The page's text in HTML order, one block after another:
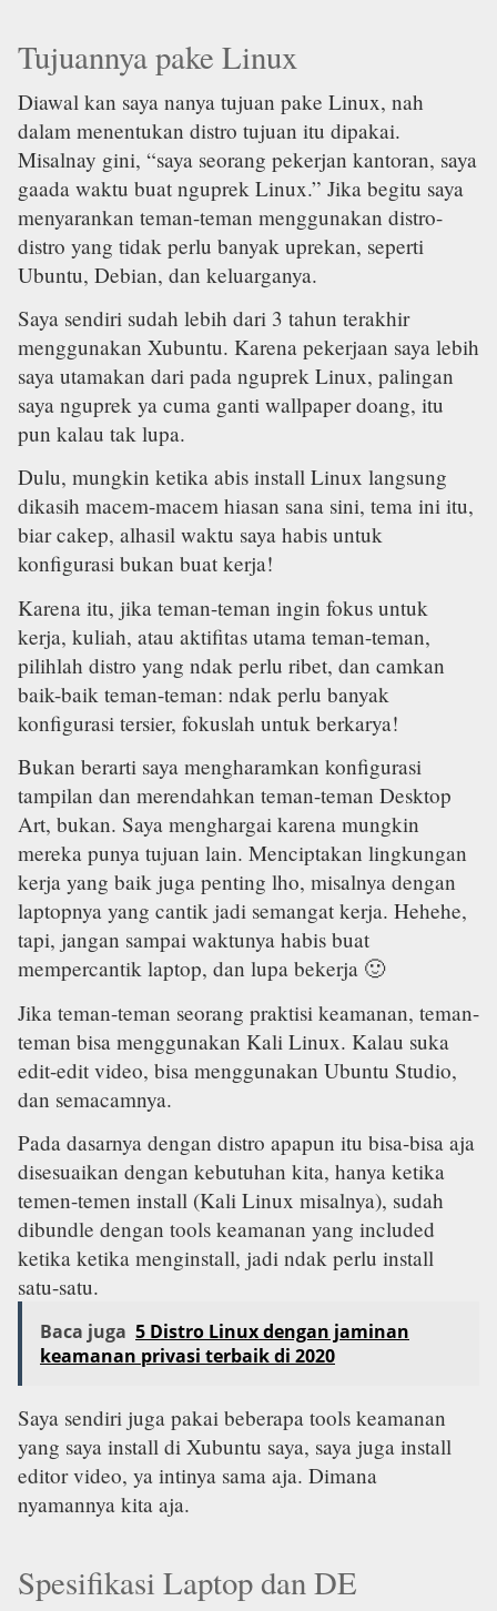
Tujuannya pake Linux
Diawal kan saya nanya tujuan pake Linux, nah
dalam menentukan distro tujuan itu dipakai.
Misalnay gini, “saya seorang pekerjan kantoran, saya
gaada waktu buat nguprek Linux.” Jika begitu saya
menyarankan teman-teman menggunakan distro-
distro yang tidak perlu banyak uprekan, seperti
Ubuntu, Debian, dan keluarganya.
Saya sendiri sudah lebih dari 3 tahun terakhir
menggunakan Xubuntu. Karena pekerjaan saya lebih
saya utamakan dari pada nguprek Linux, palingan
saya nguprek ya cuma ganti wallpaper doang, itu
pun kalau tak lupa.
Dulu, mungkin ketika abis install Linux langsung
dikasih macem-macem hiasan sana sini, tema ini itu,
biar cakep, alhasil waktu saya habis untuk
konfigurasi bukan buat kerja!
Karena itu, jika teman-teman ingin fokus untuk
kerja, kuliah, atau aktifitas utama teman-teman,
pilihlah distro yang ndak perlu ribet, dan camkan
baik-baik teman-teman: ndak perlu banyak
konfigurasi tersier, fokuslah untuk berkarya!
Bukan berarti saya mengharamkan konfigurasi
tampilan dan merendahkan teman-teman Desktop
Art, bukan. Saya menghargai karena mungkin
mereka punya tujuan lain. Menciptakan lingkungan
kerja yang baik juga penting lho, misalnya dengan
laptopnya yang cantik jadi semangat kerja. Hehehe,
tapi, jangan sampai waktunya habis buat
mempercantik laptop, dan lupa bekerja 🙂
Jika teman-teman seorang praktisi keamanan, teman-
teman bisa menggunakan Kali Linux. Kalau suka
edit-edit video, bisa menggunakan Ubuntu Studio,
dan semacamnya.
Pada dasarnya dengan distro apapun itu bisa-bisa aja
disesuaikan dengan kebutuhan kita, hanya ketika
temen-temen install (Kali Linux misalnya), sudah
dibundle dengan tools keamanan yang included
ketika ketika menginstall, jadi ndak perlu install
satu-satu.
Baca juga 5 Distro Linux dengan jaminan
keamanan privasi terbaik di 2020
Saya sendiri juga pakai beberapa tools keamanan
yang saya install di Xubuntu saya, saya juga install
editor video, ya intinya sama aja. Dimana
nyamannya kita aja.
Spesifikasi Laptop dan DE